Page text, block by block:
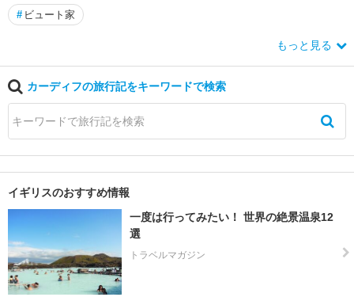
ク
シ
デ
イ
ル
ズ
国
立
公
園
辺
ラ
イ
# ビュート家
もっと見る
カーディフの旅行記をキーワードで検索
イギリスのおすすめ情報
一度は行ってみたい！ 世界の絶景温泉12
選
トラベルマガジン